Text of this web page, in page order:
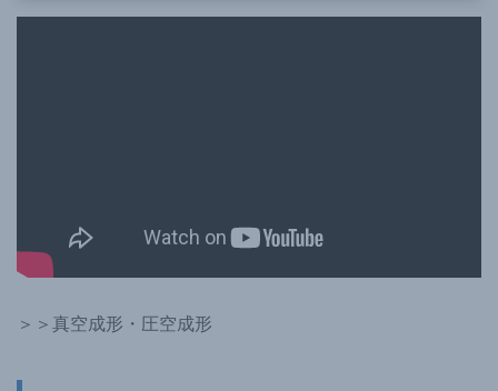
＞＞真空成形・圧空成形